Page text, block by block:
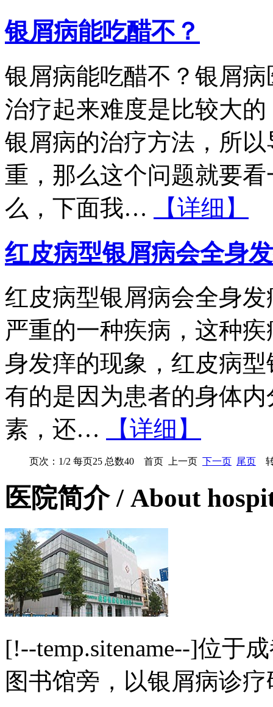
银屑病能吃醋不？
银屑病能吃醋不？银屑
治疗起来难度是比较大
银屑病的治疗方法，所
重，那么这个问题就要
么，下面我…
【详细】
红皮病型银屑病会全身
红皮病型银屑病会全身
严重的一种疾病，这种
身发痒的现象，红皮病
有的是因为患者的身体
素，还…
【详细】
页次：1/2 每页25 总数40 首页 上一页 下一页 尾页
医院简介 / About
[!--temp.sitename--]位于
图书馆旁，以银屑病诊